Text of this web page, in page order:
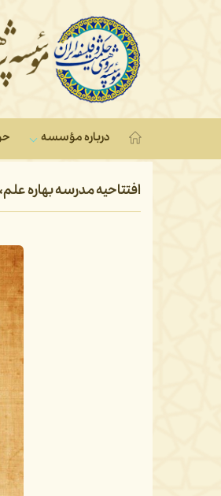
درباره مؤسسه
افتتاحیه مدرسه بهاره